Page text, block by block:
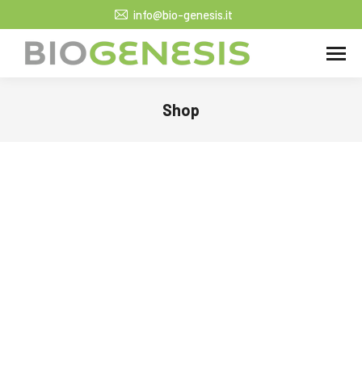
info@bio-genesis.it
Shop